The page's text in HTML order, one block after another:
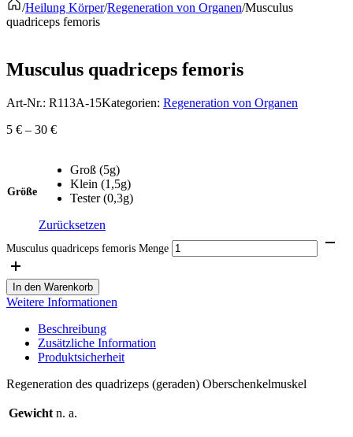
/Heilung Körper/Regeneration von Organen/Musculus
quadriceps femoris
Musculus quadriceps femoris
Art-Nr.: R113A-15Kategorien: Regeneration von Organen
5 € – 30 €
Größe
Groß (5g)
Klein (1,5g)
Tester (0,3g)
Zurücksetzen
Musculus quadriceps femoris Menge
In den Warenkorb
Weitere Informationen
Beschreibung
Zusätzliche Information
Produktsicherheit
Regeneration des quadrizeps (geraden) Oberschenkelmuskel
Gewicht n. a.